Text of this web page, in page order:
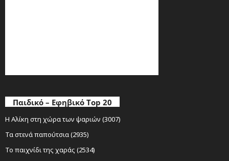
Παιδικό – Εφηβικό Top 20
Η Αλίκη στη χώρα των ψαριών (3007)
Τα στενά παπούτσια (2935)
Το παιχνίδι της χαράς (2534)